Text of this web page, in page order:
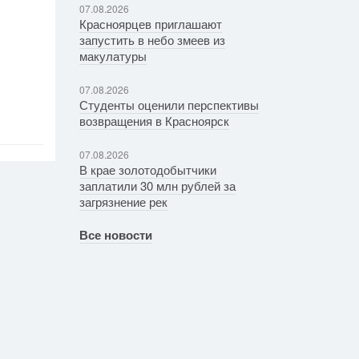
07.08.2026
Красноярцев приглашают
запустить в небо змеев из
макулатуры
07.08.2026
Студенты оценили перспективы
возвращения в Красноярск
07.08.2026
В крае золотодобытчики
заплатили 30 млн рублей за
загрязнение рек
Все новости